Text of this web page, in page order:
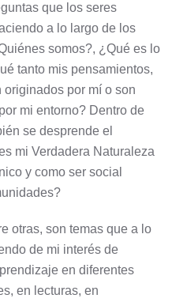
que los seres
a lo largo de los
somos?, ¿Qué es lo
tanto mis pensamientos,
por mí o son
mi entorno? Dentro de
se desprende el
mi Verdadera Naturaleza
y como ser social
otras, son temas que a lo
de mi interés de
en diferentes
en lecturas, en